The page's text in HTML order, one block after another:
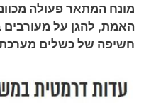
מונח המתאר פעולה
האמת, להגן על מעורבים
חשיפה של כשלים